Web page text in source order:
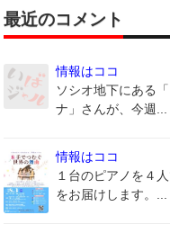
最近のコメント
情報はココ
ソシオ地下にある
ナ」さんが、今週...
情報はココ
１台のピアノを４
をお届けします。...